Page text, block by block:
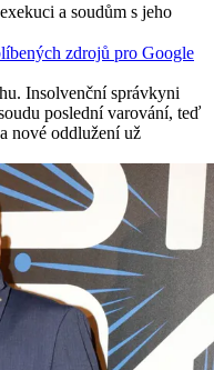
a soudům s jeho
zdrojů pro Google
Insolvenční správkyni
poslední varování, teď
nové oddlužení už